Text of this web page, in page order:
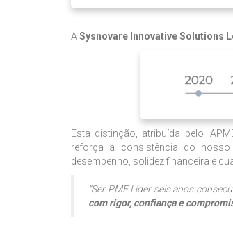
A Sysnovare Innovative Solutions
Esta distinção, atribuída pelo
reforça a consistência do
desempenho, solidez financeira e
“Ser PME Líder seis anos
com rigor, confiança e